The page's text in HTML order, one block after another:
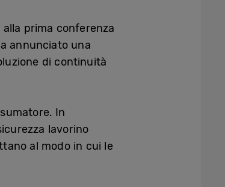
prima conferenza
annunciato una
di continuità
In
lavorino
al modo in cui le